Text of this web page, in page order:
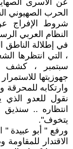
عن الأسرى
الحرب الصهيوني
شروط الإفراج
النظام العربي
في إطلالة الناطق
سبتمبر ، كشف
جهوزيتها
وارتكابه للمحرقة
نقول للعدو الذي
انتظاره .. سنذيق
يتخوف".
ورفع " أبو عبيدة "
الاقتدار